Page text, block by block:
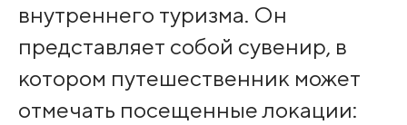
внутреннего туризма. Он
представляет собой сувенир, в
котором путешественник может
отмечать посещенные локации: